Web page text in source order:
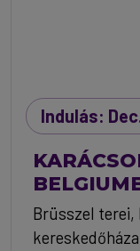
Indulás:
Brüsszel terei,